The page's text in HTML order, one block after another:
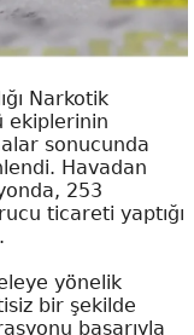
Narkotik
ekiplerinin
sonucunda
Havadan
253
ticareti yaptığı
yönelik
bir şekilde
başarıyla